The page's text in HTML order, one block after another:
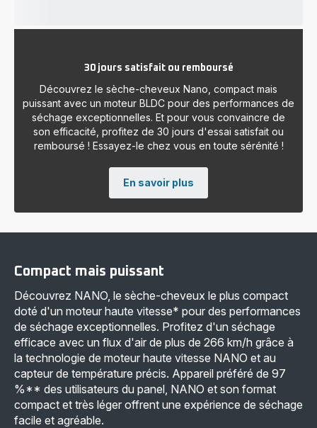
30 jours satisfait ou remboursé
Découvrez le sèche-cheveux Nano, compact mais
puissant avec un moteur BLDC pour des performances de
séchage exceptionnelles. Et pour vous convaincre de
son efficacité, profitez de 30 jours d'essai satisfait ou
remboursé ! Essayez-le chez vous en toute sérénité !
En savoir plus
Compact mais puissant
Découvrez NANO, le sèche-cheveux le plus compact
doté d'un moteur haute vitesse* pour des performances
de séchage exceptionnelles. Profitez d'un séchage
efficace avec un flux d'air de plus de 266 km/h grâce à
la technologie de moteur haute vitesse NANO et au
capteur de température précis. Appareil préféré de 97
%** des utilisateurs du panel, NANO et son format
compact et très léger offrent une expérience de séchage
facile et agréable.